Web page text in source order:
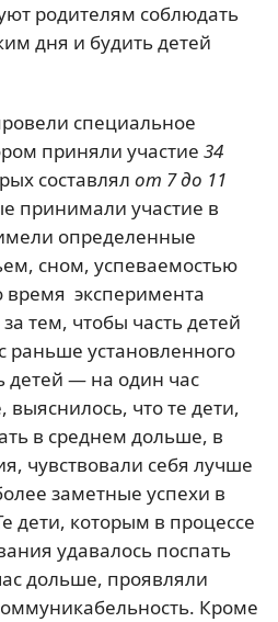
родителям соблюдать
дня и будить детей
специальное
приняли участие 34
составлял от 7 до 11
принимали участие в
определенные
сном, успеваемостью
эксперимента
тем, чтобы часть детей
раньше установленного
детей — на один час
выяснилось, что те дети,
в среднем дольше, в
чувствовали себя лучше
заметные успехи в
дети, которым в процессе
удавалось поспать
дольше, проявляли
Кроме